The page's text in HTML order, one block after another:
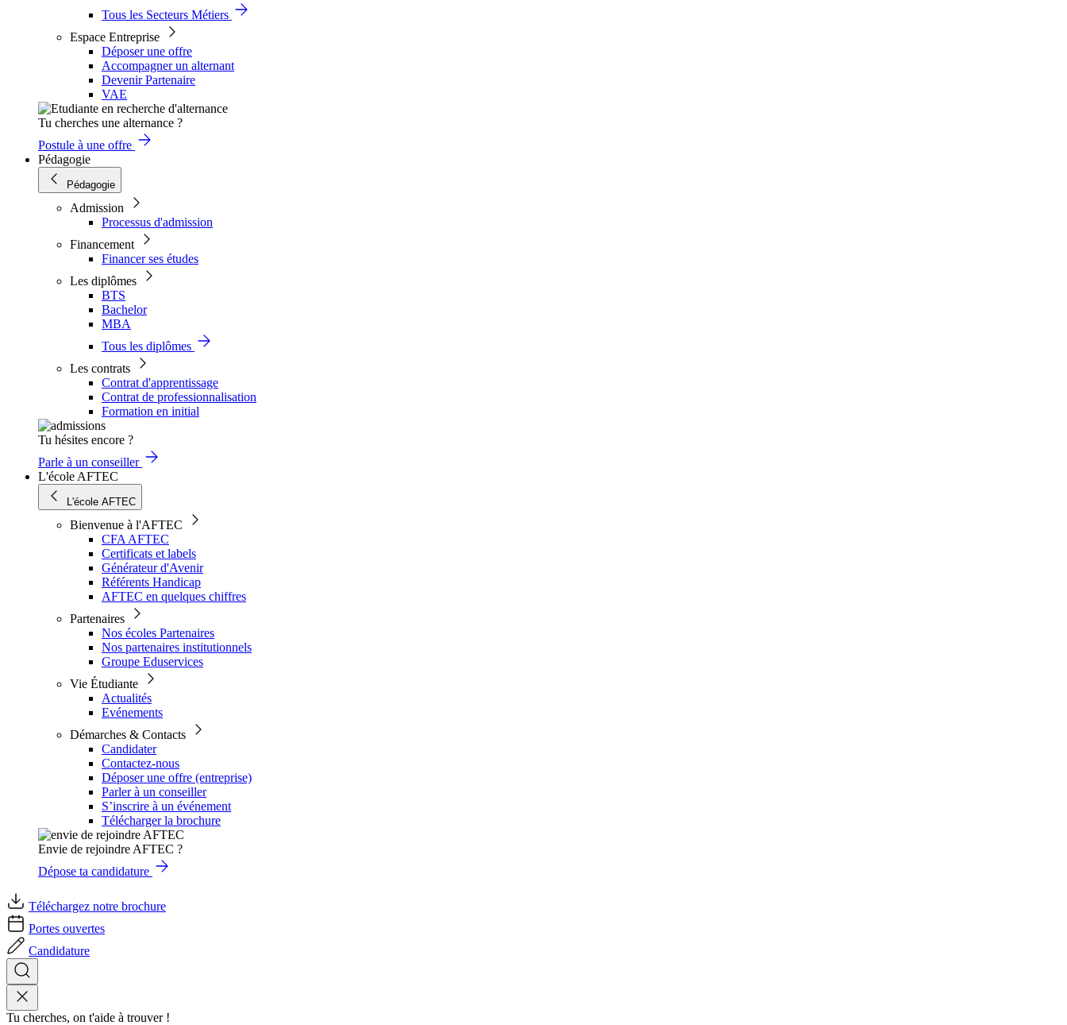
Tous les Secteurs Métiers
Espace Entreprise
Déposer une offre
Accompagner un alternant
Devenir Partenaire
VAE
Tu cherches une alternance ?
Postule à une offre
Pédagogie
Pédagogie
Admission
Processus d'admission
Financement
Financer ses études
Les diplômes
BTS
Bachelor
MBA
Tous les diplômes
Les contrats
Contrat d'apprentissage
Contrat de professionnalisation
Formation en initial
Tu hésites encore ?
Parle à un conseiller
L'école AFTEC
L'école AFTEC
Bienvenue à l'AFTEC
CFA AFTEC
Certificats et labels
Générateur d'Avenir
Référents Handicap
AFTEC en quelques chiffres
Partenaires
Nos écoles Partenaires
Nos partenaires institutionnels
Groupe Eduservices
Vie Étudiante
Actualités
Evénements
Démarches & Contacts
Candidater
Contactez-nous
Déposer une offre (entreprise)
Parler à un conseiller
S’inscrire à un événement
Télécharger la brochure
Envie de rejoindre AFTEC ?
Dépose ta candidature
Téléchargez notre brochure
Portes ouvertes
Candidature
Tu cherches, on t'aide à trouver !